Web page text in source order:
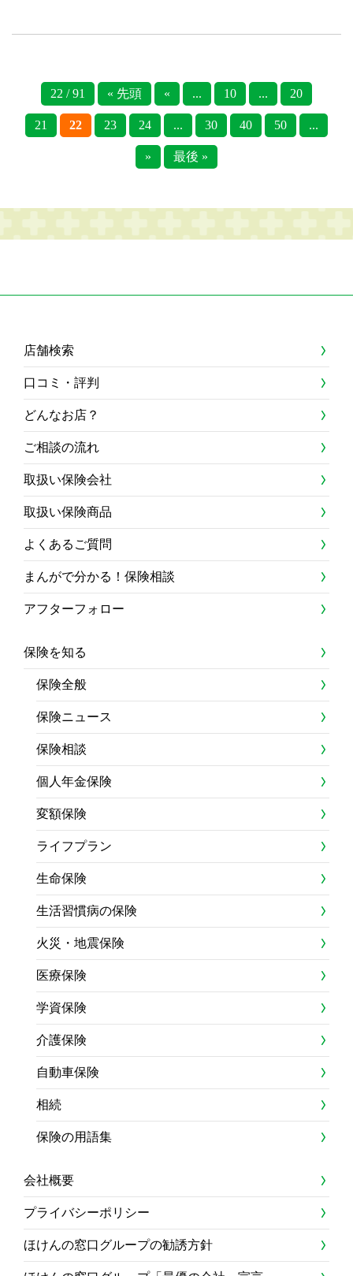
22 / 91 « 先頭 « ... 10 ... 20
21 22 23 24 ... 30 40 50 ...
» 最後 »
店舗検索
口コミ・評判
どんなお店？
ご相談の流れ
取扱い保険会社
取扱い保険商品
よくあるご質問
まんがで分かる！保険相談
アフターフォロー
保険を知る
保険全般
保険ニュース
保険相談
個人年金保険
変額保険
ライフプラン
生命保険
生活習慣病の保険
火災・地震保険
医療保険
学資保険
介護保険
自動車保険
相続
保険の用語集
会社概要
プライバシーポリシー
ほけんの窓口グループの勧誘方針